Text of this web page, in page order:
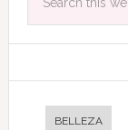
BELLEZA